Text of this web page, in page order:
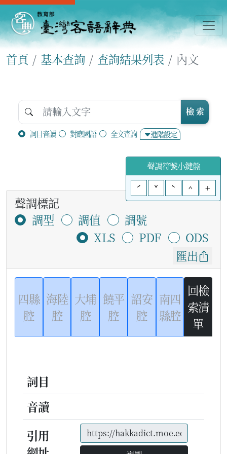
首頁 基本查詢 查詢結果列表 內文
詞目音讀 對應國語 全文查詢 進階設定
檢 索
聲調符號小鍵盤
ˊ
ˇ ˋ ^ +
聲調標記
調型
調值
調號
XLS
PDF
ODS
匯出
四縣
腔
海陸
腔
大埔
腔
饒平
腔
詔安
腔
南四
縣腔
回檢
索清
單
詞目
音讀
引用